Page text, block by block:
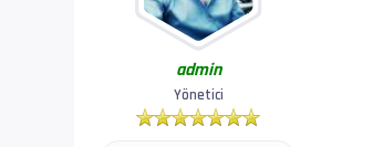
admin
Yönetici